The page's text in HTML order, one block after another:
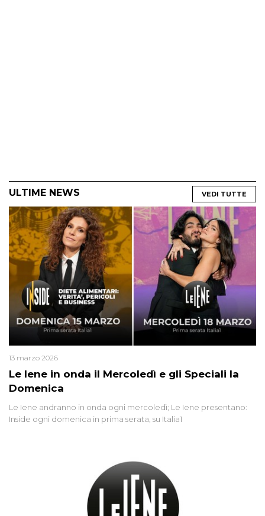
ULTIME NEWS VEDI TUTTE
Le Iene in onda il Mercoledì e gli Speciali la
Domenica
13 marzo 2026
Le Iene andranno in onda ogni mercoledì; Le Iene presentano:
Inside ogni domenica in prima serata, su Italia1